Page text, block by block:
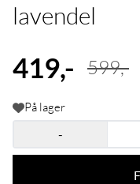
lavendel
419,- 599,-
På lager
-